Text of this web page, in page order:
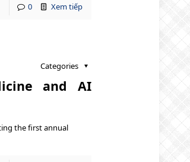
0 Xem tiếp
Categories
and AI
the first annual